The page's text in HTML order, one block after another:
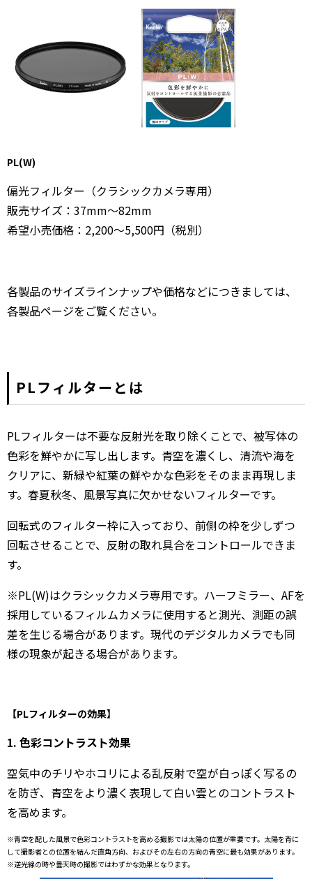
PL(W)
偏光フィルター（クラシックカメラ専用）
販売サイズ：37mm～82mm
希望小売価格：2,200～5,500円（税別）
各製品のサイズラインナップや価格などにつきましては、
各製品ページをご覧ください。
PLフィルターとは
PLフィルターは不要な反射光を取り除くことで、被写体の
色彩を鮮やかに写し出します。青空を濃くし、清流や海を
クリアに、新緑や紅葉の鮮やかな色彩をそのまま再現しま
す。春夏秋冬、風景写真に欠かせないフィルターです。
回転式のフィルター枠に入っており、前側の枠を少しずつ
回転させることで、反射の取れ具合をコントロールできま
す。
※PL(W)はクラシックカメラ専用です。ハーフミラー、AFを
採用しているフィルムカメラに使用すると測光、測距の誤
差を生じる場合があります。現代のデジタルカメラでも同
様の現象が起きる場合があります。
【PLフィルターの効果】
1. 色彩コントラスト効果
空気中のチリやホコリによる乱反射で空が白っぽく写るの
を防ぎ、青空をより濃く表現して白い雲とのコントラスト
を高めます。
※青空を配した風景で色彩コントラストを高める撮影では太陽の位置が重要です。太陽を背に
して撮影者との位置を結んだ直角方向、およびその左右の方向の青空に最も効果があります。
※逆光線の時や曇天時の撮影ではわずかな効果となります。